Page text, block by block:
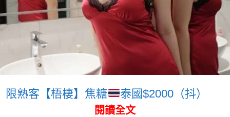
限熟客【梧棲】焦糖 泰國$2000（抖）
閱讀全文